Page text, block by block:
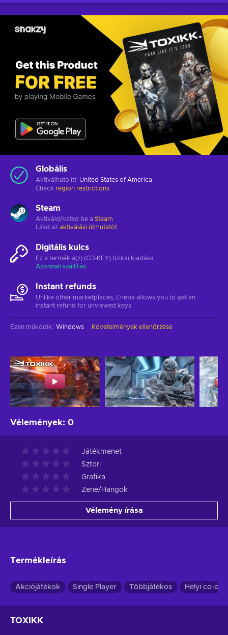
Globális
Aktiválható itt: United States of America
Check region restrictions
Steam
Aktiváld/vátsd be a Steam
Lásd az aktiválási útmutatót
Digitális kulcs
Ez a termék a(z) (CD-KEY) fizikai kiadása
Azonnali szállítás
Instant refunds
Unlike other marketplaces, Eneba allows you to get an
instant refund for unviewed keys.
Ezen működik: Windows Követelmények ellenőrzése
Vélemények: 0
Játékmenet
Sztori
Grafika
Zene/Hangok
Vélemény írása
Termékleírás
Akciójátékok Single Player Többjátékos Helyi co-op
TOXIKK